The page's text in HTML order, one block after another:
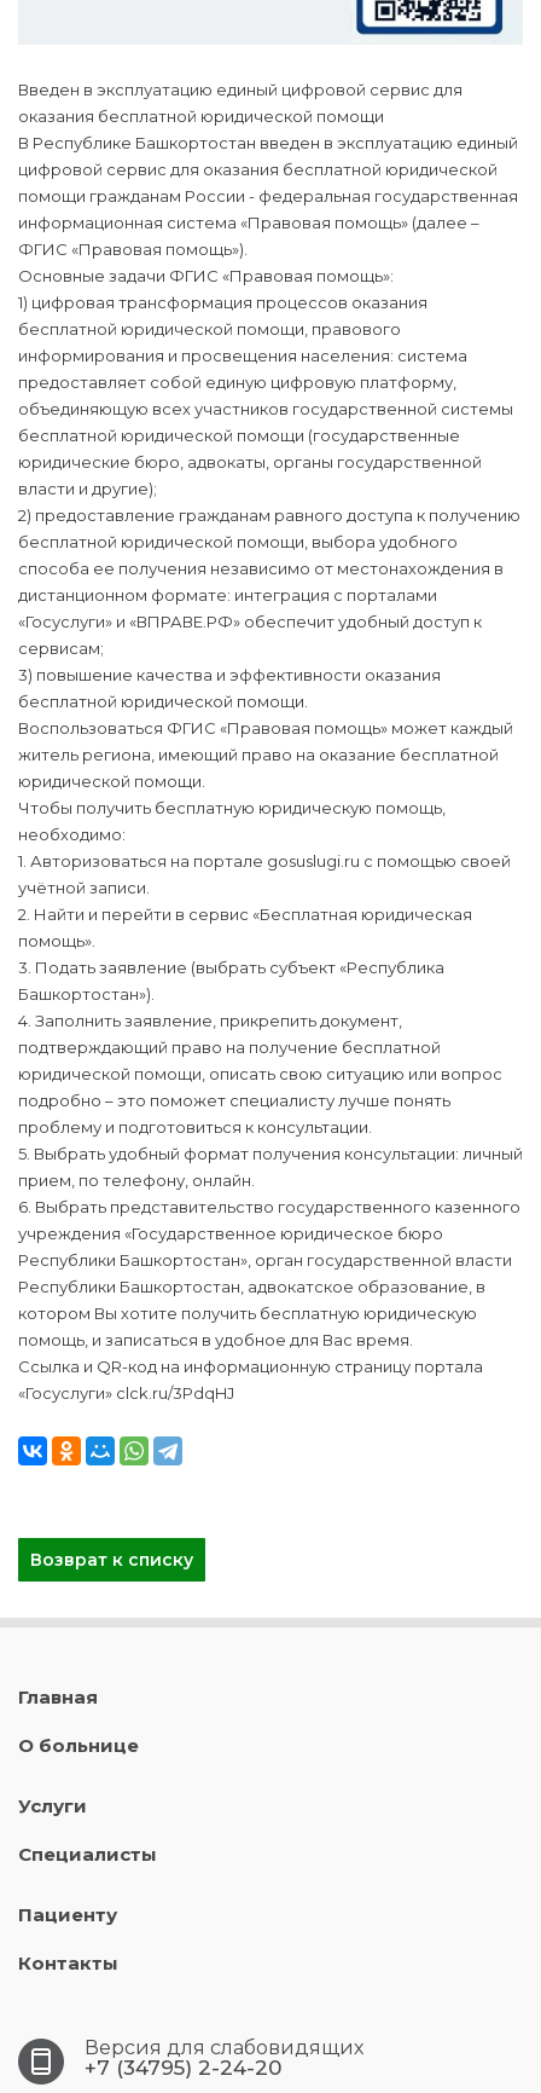
Введен в эксплуатацию единый цифровой сервис для
оказания бесплатной юридической помощи
В Республике Башкортостан введен в эксплуатацию единый
цифровой сервис для оказания бесплатной юридической
помощи гражданам России - федеральная государственная
информационная система «Правовая помощь» (далее –
ФГИС «Правовая помощь»).
Основные задачи ФГИС «Правовая помощь»:
1) цифровая трансформация процессов оказания
бесплатной юридической помощи, правового
информирования и просвещения населения: система
предоставляет собой единую цифровую платформу,
объединяющую всех участников государственной системы
бесплатной юридической помощи (государственные
юридические бюро, адвокаты, органы государственной
власти и другие);
2) предоставление гражданам равного доступа к получению
бесплатной юридической помощи, выбора удобного
способа ее получения независимо от местонахождения в
дистанционном формате: интеграция с порталами
«Госуслуги» и «ВПРАВЕ.РФ» обеспечит удобный доступ к
сервисам;
3) повышение качества и эффективности оказания
бесплатной юридической помощи.
Воспользоваться ФГИС «Правовая помощь» может каждый
житель региона, имеющий право на оказание бесплатной
юридической помощи.
Чтобы получить бесплатную юридическую помощь,
необходимо:
1. Авторизоваться на портале gosuslugi.ru с помощью своей
учётной записи.
2. Найти и перейти в сервис «Бесплатная юридическая
помощь».
3. Подать заявление (выбрать субъект «Республика
Башкортостан»).
4. Заполнить заявление, прикрепить документ,
подтверждающий право на получение бесплатной
юридической помощи, описать свою ситуацию или вопрос
подробно – это поможет специалисту лучше понять
проблему и подготовиться к консультации.
5. Выбрать удобный формат получения консультации: личный
прием, по телефону, онлайн.
6. Выбрать представительство государственного казенного
учреждения «Государственное юридическое бюро
Республики Башкортостан», орган государственной власти
Республики Башкортостан, адвокатское образование, в
котором Вы хотите получить бесплатную юридическую
помощь, и записаться в удобное для Вас время.
Ссылка и QR-код на информационную страницу портала
«Госуслуги» clck.ru/3PdqHJ
Возврат к списку
Главная
О больнице
Услуги
Специалисты
Пациенту
Контакты
Версия для слабовидящих
+7 (34795) 2-24-20